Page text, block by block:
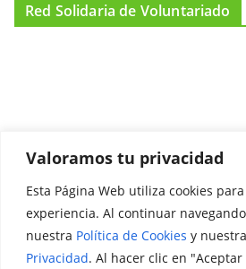
Valoramos tu privacidad
Esta Página Web utiliza cookies
experiencia. Al continuar
nuestra Política de Cookies y nuestra
Privacidad. Al hacer clic en
Red Solidaria de Voluntariado
Promociónate
Legal